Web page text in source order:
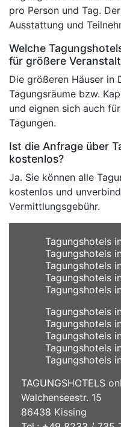
pro Person und Tag.
Ausstattung und
Welche
für größere
Die größeren Häuser in
Tagungsräume bzw.
und eignen sich auch
Tagungen.
Ist die Anfrage über
kostenlos?
Ja. Sie können alle
kostenlos und
Vermittlungsgebühr.
Tagungshotels
Tagungshotels
Tagungshotels
Tagungshotels
Tagungshotels
Tagungshotels
Tagungshotels
Tagungshotels
Tagungshotels
Tagungshotels
TAGUNGSHOTELS
Walchenseestr. 15
86438 Kissing